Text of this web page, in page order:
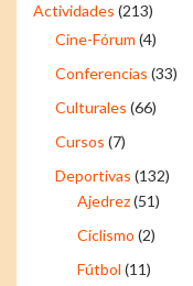
Actividades (213)
Cine-Fórum (4)
Conferencias (33)
Culturales (66)
Cursos (7)
Deportivas (132)
Ajedrez(51)
Ciclismo (2)
Fútbol (11)